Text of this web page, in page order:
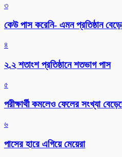
৩
কেউ পাস করেনি- এমন প্রতিষ্ঠান
৪
২.২ শতাংশ প্রতিষ্ঠানে শতভাগ পাস
৫
পরীক্ষার্থী কমলেও ফেলের সংখ্যা
৬
পাসের হারে এগিয়ে মেয়েরা